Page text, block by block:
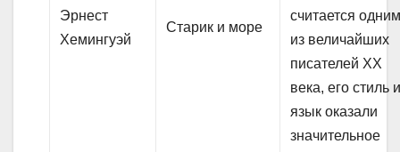
Эрнест
Хемингуэй
Старик и море
считается
из величайших
писателей XX
века, его стиль
язык оказали
значительное